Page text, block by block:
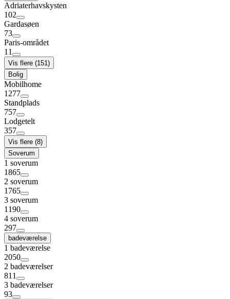
Adriaterhavskysten
102
Gardasøen
73
Paris-området
11
Vis flere (151)
Bolig
Mobilhome
1277
Standplads
757
Lodgetelt
357
Vis flere (8)
Soverum
1 soverum
1865
2 soverum
1765
3 soverum
1190
4 soverum
297
badeværelse
1 badeværelse
2050
2 badeværelser
811
3 badeværelser
93